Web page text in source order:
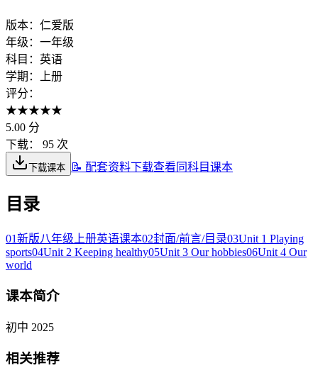
版本： 仁爱版
年级： 一年级
科目： 英语
学期：
上册
评分：
★★★★★
5.00 分
下载：
95 次
下载课本 📝 配套资料下载查看同科目课本
目录
01新版八年级上册英语课本02封面/前言/目录03Unit 1 Playing
sports04Unit 2 Keeping healthy05Unit 3 Our hobbies06Unit 4 Our
world
课本简介
初中 2025
相关推荐